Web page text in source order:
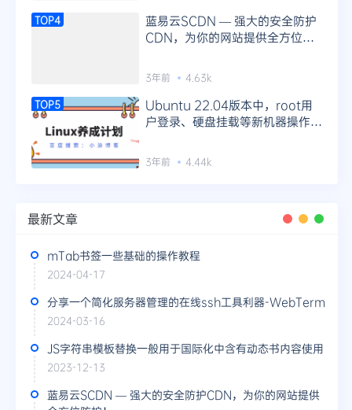
TOP4
蓝易云SCDN — 强大的安全防护
CDN，为你的网站提供全方位防
3年前 4.63k
TOP5
Ubuntu 22.04版本中，root用
户登录、硬盘挂载等新机器操作指
3年前 4.44k
最新文章
mTab书签一些基础的操作教程
2024-04-17
分享一个简化服务器管理的在线ssh工具利器-WebTerm
2024-03-16
JS字符串模板替换一般用于国际化中含有动态书内容使用
2023-12-13
蓝易云SCDN — 强大的安全防护CDN，为你的网站提供